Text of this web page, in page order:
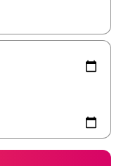
използвайте